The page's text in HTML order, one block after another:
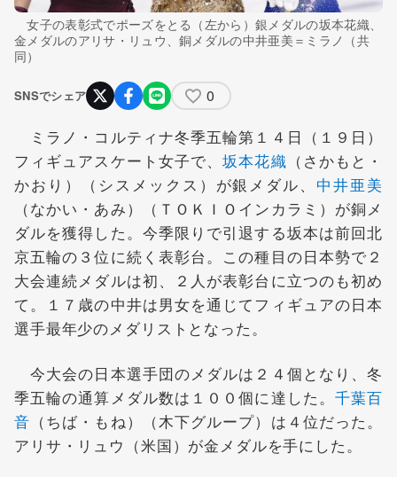
女子の表彰式でポーズをとる（左から）銀メダルの坂本花織、
金メダルのアリサ・リュウ、銅メダルの中井亜美＝ミラノ（共
同）
SNSでシェア 0
ミラノ・コルティナ冬季五輪第１４日（１９日）
フィギュアスケート女子で、坂本花織 （さかもと・
かおり）（シスメックス）が銀メダル、 中井亜美
（なかい・あみ）（ＴＯＫＩＯインカラミ）が銅メ
ダルを獲得した。今季限りで引退する坂本は前回北
京五輪の３位に続く表彰台。この種目の日本勢で２
大会連続メダルは初、２人が表彰台に立つのも初め
て。１７歳の中井は男女を通じてフィギュアの日本
選手最年少のメダリストとなった。
今大会の日本選手団のメダルは２４個となり、冬
季五輪の通算メダル数は１００個に達した。 千葉百
音 （ちば・もね）（木下グループ）は４位だった。
アリサ・リュウ（米国）が金メダルを手にした。